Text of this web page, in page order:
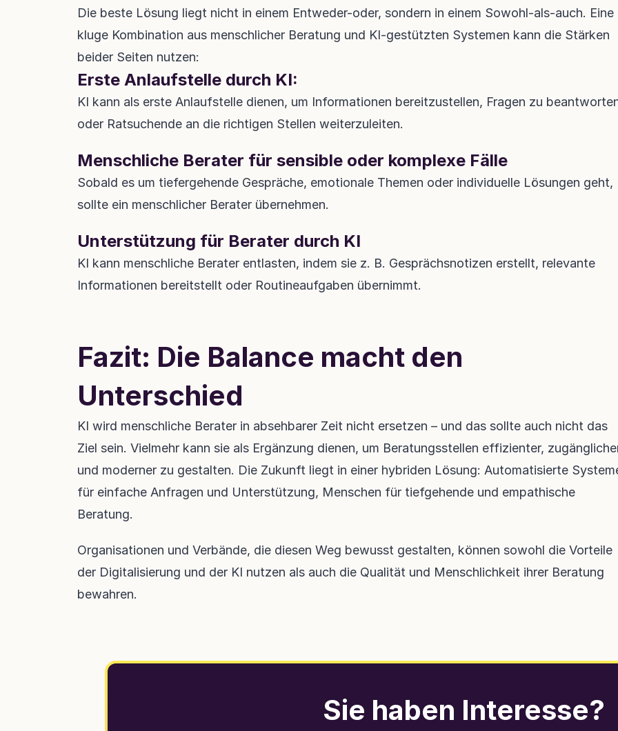
Die beste Lösung liegt nicht in einem Entweder-oder, sondern in einem Sowohl-als-auch. Eine
kluge Kombination aus menschlicher Beratung und KI-gestützten Systemen kann die Stärken
beider Seiten nutzen:
Erste Anlaufstelle durch KI:
KI kann als erste Anlaufstelle dienen, um Informationen bereitzustellen, Fragen zu
oder Ratsuchende an die richtigen Stellen weiterzuleiten.
Menschliche Berater für sensible oder komplexe Fälle
Sobald es um tiefergehende Gespräche, emotionale Themen oder individuelle Lösungen geht,
sollte ein menschlicher Berater übernehmen.
Unterstützung für Berater durch KI
KI kann menschliche Berater entlasten, indem sie z. B. Gesprächsnotizen erstellt, relevante
Informationen bereitstellt oder Routineaufgaben übernimmt.
Fazit: Die Balance macht den
Unterschied
KI wird menschliche Berater in absehbarer Zeit nicht ersetzen – und das sollte auch nicht das
Ziel sein. Vielmehr kann sie als Ergänzung dienen, um Beratungsstellen effizienter,
und moderner zu gestalten. Die Zukunft liegt in einer hybriden Lösung: Automatisierte
für einfache Anfragen und Unterstützung, Menschen für tiefgehende und empathische
Beratung.
Organisationen und Verbände, die diesen Weg bewusst gestalten, können sowohl die Vorteile
der Digitalisierung und der KI nutzen als auch die Qualität und Menschlichkeit ihrer Beratung
bewahren.
Sie haben Interesse?